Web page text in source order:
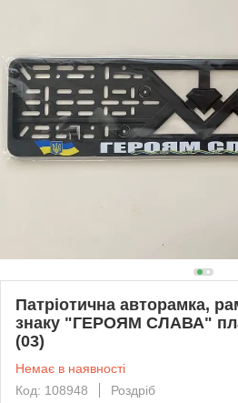
Патріотична авторамка,
знаку "ГЕРОЯМ СЛАВА"
(03)
Немає в наявності
Код: 108948
Роздріб